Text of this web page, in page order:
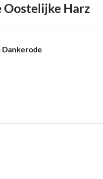
Oostelijke Harz